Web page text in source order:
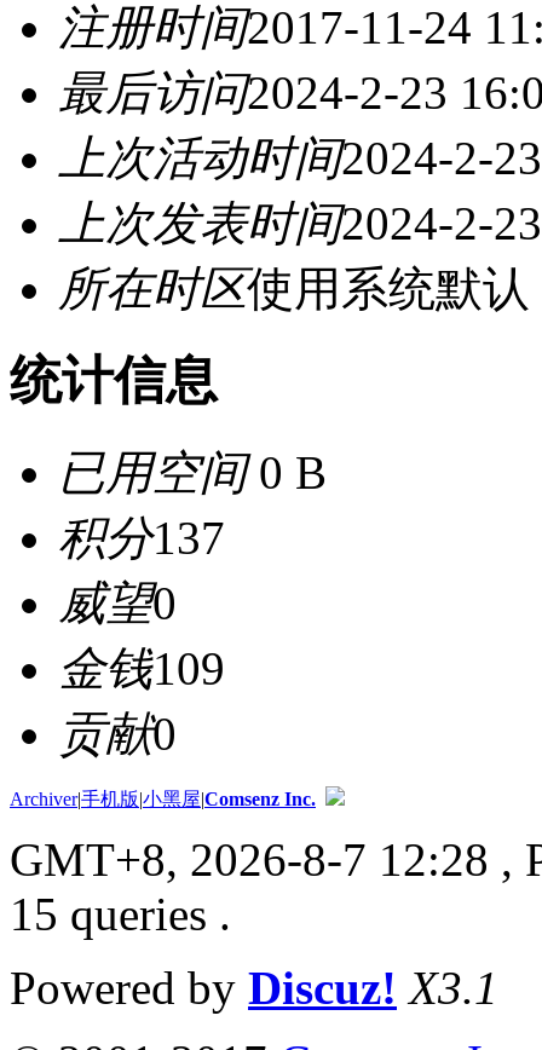
注册时间2017-11-24
最后访问2024-2-23
上次活动时间2024-2-
上次发表时间2024-2-
所在时区使用系统默认
统计信息
已用空间0 B
积分137
威望0
金钱109
贡献0
Archiver|手机版|小黑屋|Comsenz Inc.
GMT+8, 2026-8-7 12:28 ,
15 queries .
Powered by Discuz! X3.1